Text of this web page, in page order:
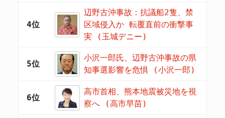
4位
辺野古沖事故：抗議船2隻、禁
区域侵入か 転覆直前の衝撃事
実 (玉城デニー)
5位
小沢一郎氏、辺野古沖事故の県
知事選影響を危惧 (小沢一郎)
6位
高市首相、熊本地震被災地を視
察へ (高市早苗)